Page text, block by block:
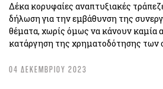
Δέκα κορυφαίες αναπτυξιακές
δήλωση για την εμβάθυνση της
θέματα, χωρίς όμως να κάνουν καμία
κατάργηση της χρηματοδότησης των
04 ΔΕΚΕΜΒΡΙΟΥ 2023